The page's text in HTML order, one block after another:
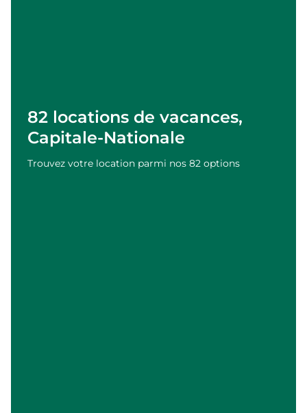
82 locations de vacances,
Capitale-Nationale
Trouvez votre location parmi nos 82 options